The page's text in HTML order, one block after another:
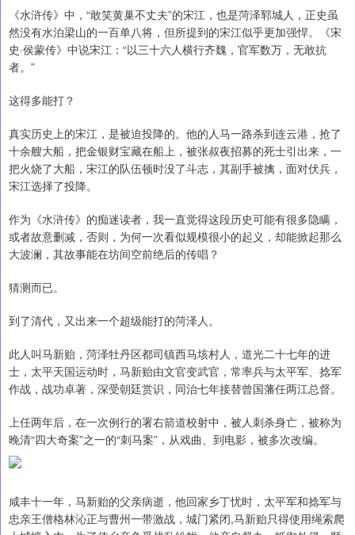
《水浒传》中，“敢笑黄巢不丈夫”的宋江，也是菏泽郓城人，正史虽
然没有水泊梁山的一百单八将，但所提到的宋江似乎更加强悍。《宋
史·侯蒙传》中说宋江：“以三十六人横行齐魏，官军数万，无敢抗
者。”
这得多能打？
真实历史上的宋江，是被迫投降的。他的人马一路杀到连云港，抢了
十余艘大船，把金银财宝藏在船上，被张叔夜招募的死士引出来，一
把火烧了大船，宋江的队伍顿时没了斗志，其副手被擒，面对伏兵，
宋江选择了投降。
作为《水浒传》的痴迷读者，我一直觉得这段历史可能有很多隐瞒，
或者故意删减，否则，为何一次看似规模很小的起义，却能掀起那么
大波澜，其故事能在坊间空前绝后的传唱？
猜测而已。
到了清代，又出来一个超级能打的菏泽人。
此人叫马新贻，菏泽牡丹区都司镇西马垓村人，道光二十七年的进
士，太平天国运动时，马新贻由文官变武官，常率兵与太平军、捻军
作战，战功卓著，深受朝廷赏识，同治七年接替曾国藩任两江总督。
上任两年后，在一次例行的署右箭道校射中，被人刺杀身亡，被称为
晚清“四大奇案”之一的“刺马案”，从戏曲、到电影，被多次改编。
咸丰十一年，马新贻的父亲病逝，他回家乡丁忧时，太平军和捻军与
忠亲王僧格林沁正与曹州一带激战，城门紧闭,马新贻只得使用绳索爬